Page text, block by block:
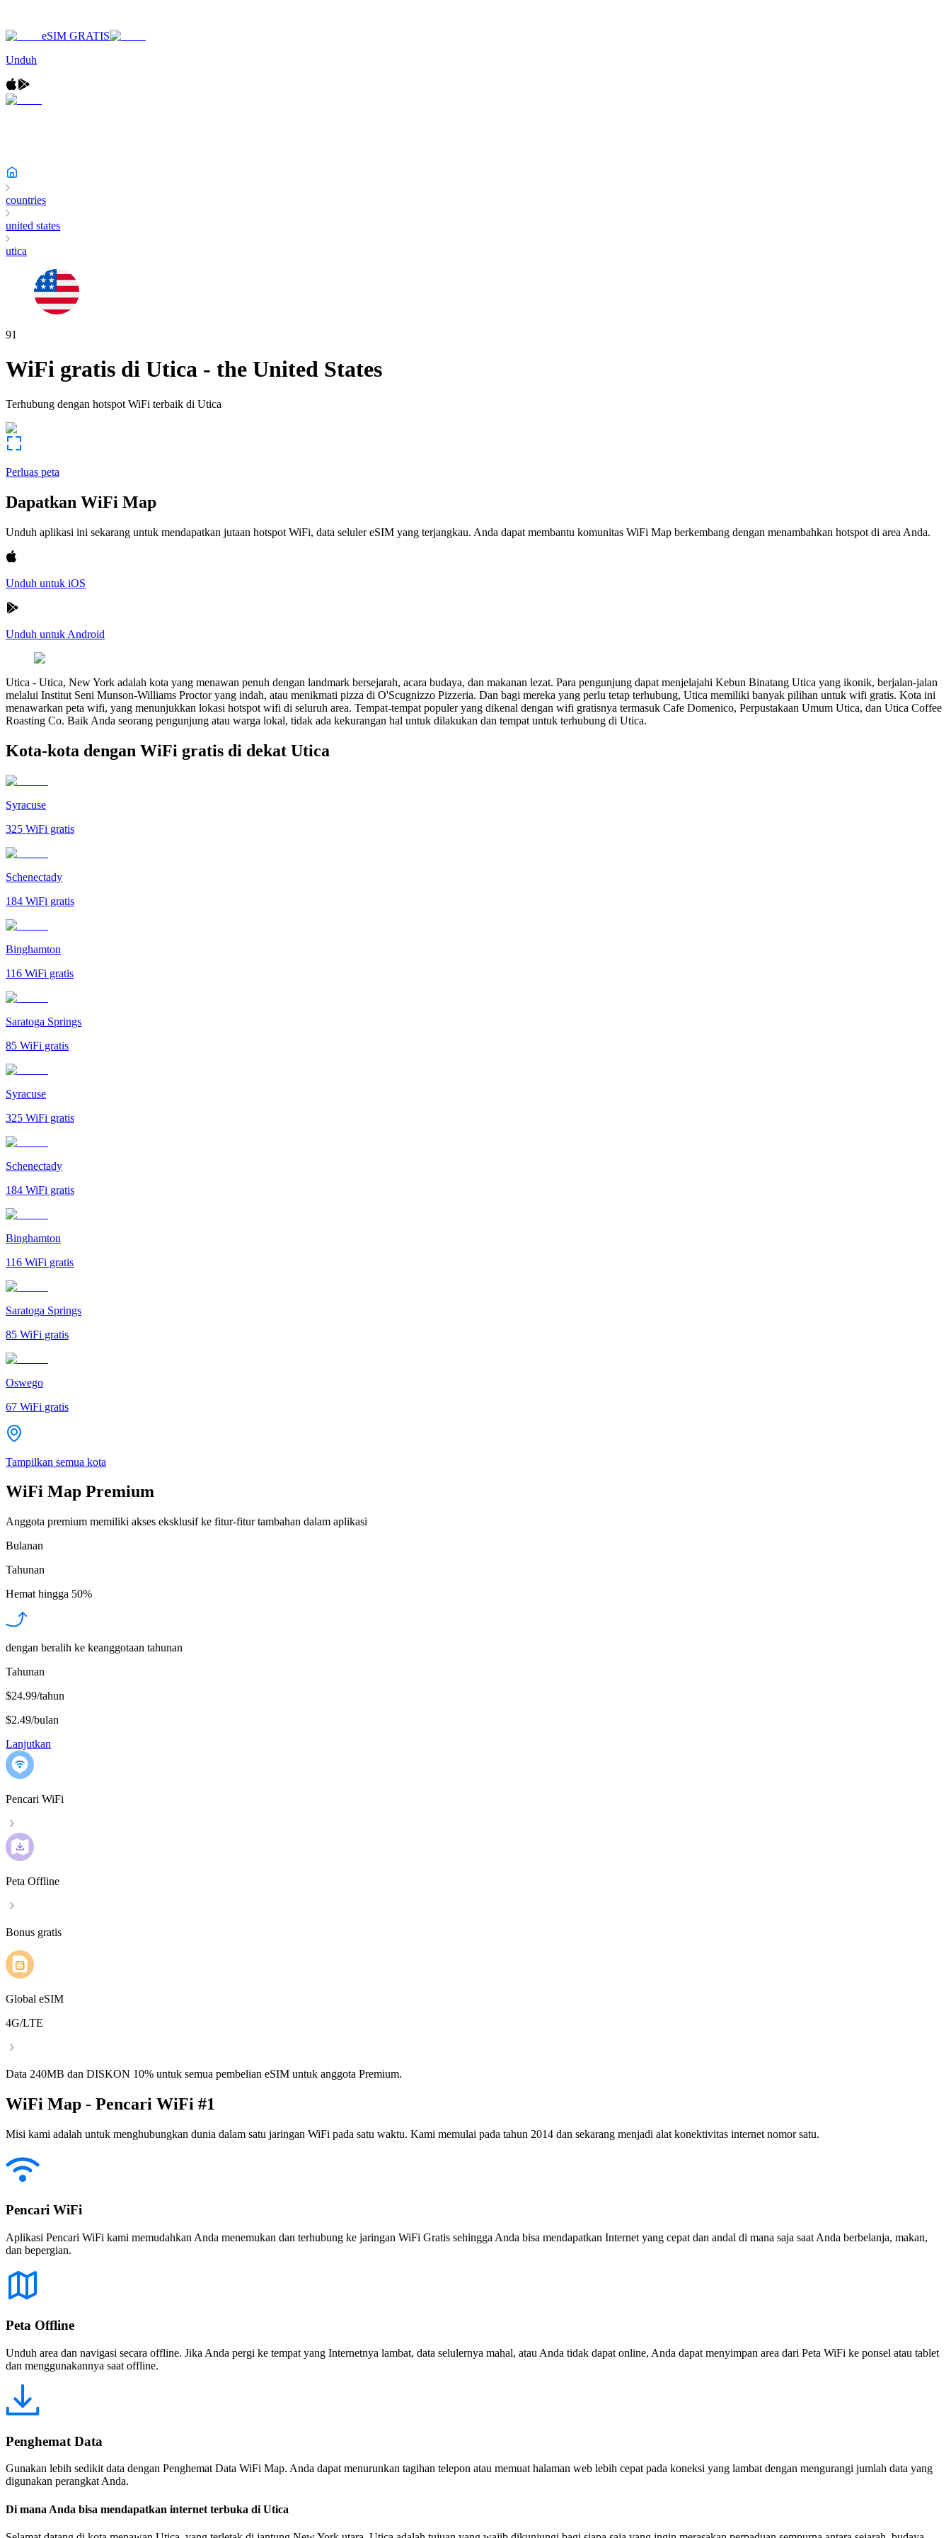
eSIM GRATIS
Unduh
countries
united states
utica
91
WiFi gratis di Utica - the United States
Terhubung dengan hotspot WiFi terbaik di Utica
Perluas peta
Dapatkan WiFi Map
Unduh aplikasi ini sekarang untuk mendapatkan jutaan hotspot WiFi, data seluler eSIM yang terjangkau. Anda dapat membantu komunitas WiFi Map berkembang dengan menambahkan hotspot di area Anda.
Unduh untuk iOS
Unduh untuk Android
Utica - Utica, New York adalah kota yang menawan penuh dengan landmark bersejarah, acara budaya, dan makanan lezat. Para pengunjung dapat menjelajahi Kebun Binatang Utica yang ikonik, berjalan-jalan
melalui Institut Seni Munson-Williams Proctor yang indah, atau menikmati pizza di O'Scugnizzo Pizzeria. Dan bagi mereka yang perlu tetap terhubung, Utica memiliki banyak pilihan untuk wifi gratis. Kota ini
menawarkan peta wifi, yang menunjukkan lokasi hotspot wifi di seluruh area. Tempat-tempat populer yang dikenal dengan wifi gratisnya termasuk Cafe Domenico, Perpustakaan Umum Utica, dan Utica Coffee
Roasting Co. Baik Anda seorang pengunjung atau warga lokal, tidak ada kekurangan hal untuk dilakukan dan tempat untuk terhubung di Utica.
Kota-kota dengan WiFi gratis di dekat Utica
Syracuse
325 WiFi gratis
Schenectady
184 WiFi gratis
Binghamton
116 WiFi gratis
Saratoga Springs
85 WiFi gratis
Syracuse
325 WiFi gratis
Schenectady
184 WiFi gratis
Binghamton
116 WiFi gratis
Saratoga Springs
85 WiFi gratis
Oswego
67 WiFi gratis
Tampilkan semua kota
WiFi Map Premium
Anggota premium memiliki akses eksklusif ke fitur-fitur tambahan dalam aplikasi
Bulanan
Tahunan
Hemat hingga 50%
dengan beralih ke keanggotaan tahunan
Tahunan
$24.99/tahun
$2.49/bulan
Lanjutkan
Pencari WiFi
Peta Offline
Bonus gratis
Global eSIM
4G/LTE
Data 240MB dan DISKON 10% untuk semua pembelian eSIM untuk anggota Premium.
WiFi Map - Pencari WiFi #1
Misi kami adalah untuk menghubungkan dunia dalam satu jaringan WiFi pada satu waktu. Kami memulai pada tahun 2014 dan sekarang menjadi alat konektivitas internet nomor satu.
Pencari WiFi
Aplikasi Pencari WiFi kami memudahkan Anda menemukan dan terhubung ke jaringan WiFi Gratis sehingga Anda bisa mendapatkan Internet yang cepat dan andal di mana saja saat Anda berbelanja, makan,
dan bepergian.
Peta Offline
Unduh area dan navigasi secara offline. Jika Anda pergi ke tempat yang Internetnya lambat, data selulernya mahal, atau Anda tidak dapat online, Anda dapat menyimpan area dari Peta WiFi ke ponsel atau tablet
dan menggunakannya saat offline.
Penghemat Data
Gunakan lebih sedikit data dengan Penghemat Data WiFi Map. Anda dapat menurunkan tagihan telepon atau memuat halaman web lebih cepat pada koneksi yang lambat dengan mengurangi jumlah data yang
digunakan perangkat Anda.
Di mana Anda bisa mendapatkan internet terbuka di Utica